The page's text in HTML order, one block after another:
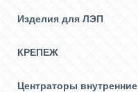
Изделия для ЛЭП
КРЕПЕЖ
Центраторы внутренние